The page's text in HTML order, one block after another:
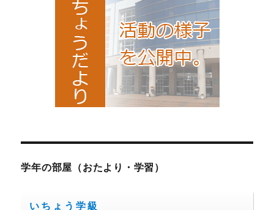
学年の部屋（おたより・学習）
いちょう学級